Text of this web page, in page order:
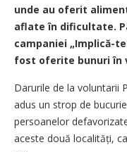
unde au oferit
aflate în dificultate.
campaniei „Implică-
fost oferite bunuri în
Darurile de la voluntarii
adus un strop de
persoanelor
aceste două localități,